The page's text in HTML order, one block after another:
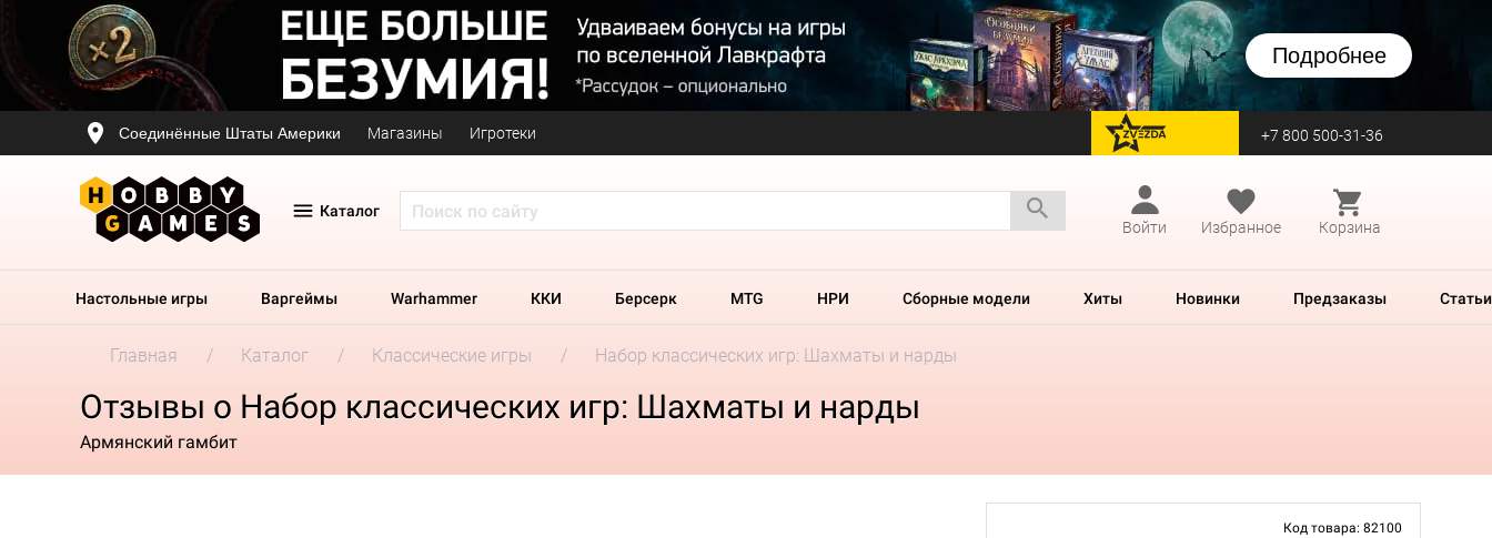
Подробнее
Соединённые Штаты Америки Магазины Игротеки перейти на Zvezda +7 800 500-31-36
Каталог
Войти
Избранное Корзина
Настольные игры Варгеймы Warhammer ККИ Берсерк MTG НРИ Сборные модели Хиты Новинки Предзаказы Статьи
Главная Каталог Классические игры Набор классических игр: Шахматы и нарды
Отзывы о Набор классических игр: Шахматы и нарды
Армянский гамбит
Код товара: 82100